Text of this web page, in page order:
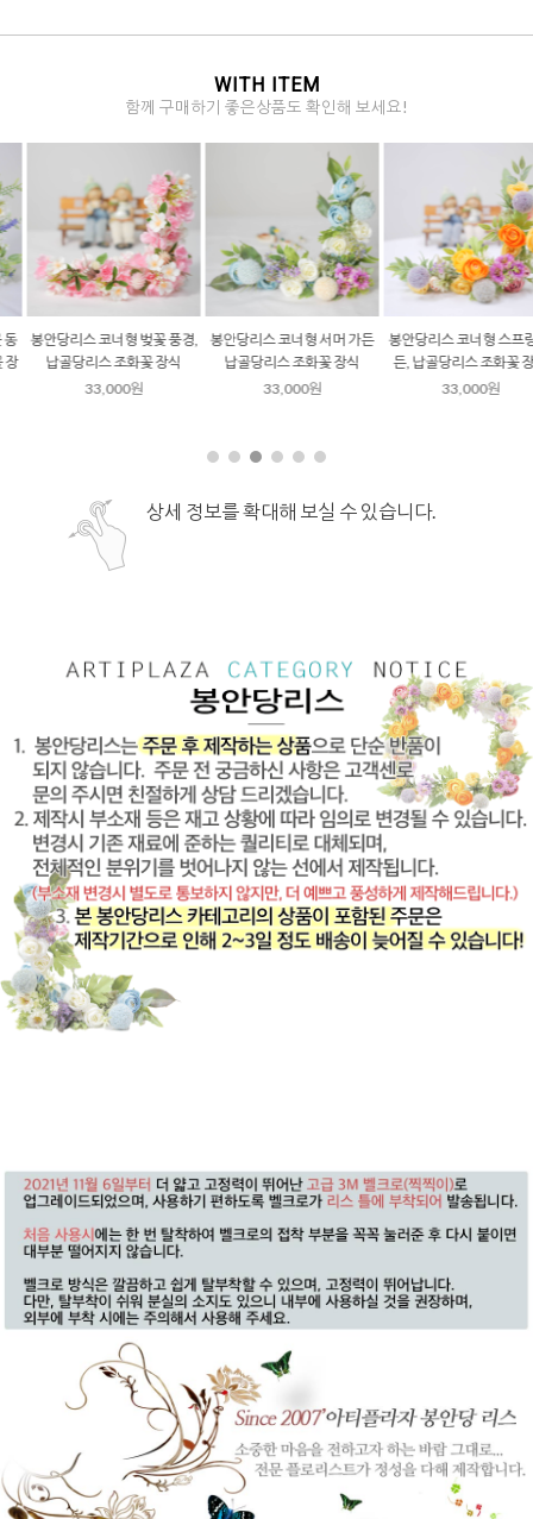
WITH ITEM
함께 구매하기 좋은상품도 확인해 보세요!
봉안당리스 코너형 벚꽃 풍경,
납골당리스 조화꽃 장식
33,000원
봉안당리스 코너형 서머 가든
납골당리스 조화꽃 장식
33,000원
봉안당리스 코너형 스프링 가
든, 납골당리스 조화꽃 장식
33,000원
상세 정보를 확대해 보실 수 있습니다.